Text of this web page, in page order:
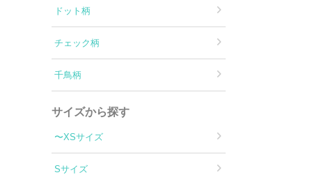
ドット柄
チェック柄
千鳥柄
サイズから探す
〜XSサイズ
Sサイズ